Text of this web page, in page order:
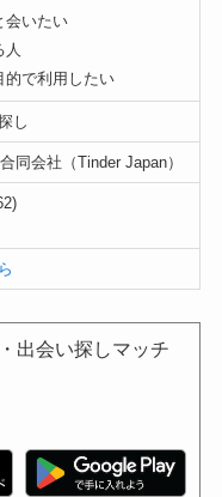
会いたい
人
的で利用したい
し
同会社（Tinder Japan）
出会い探しマッチ